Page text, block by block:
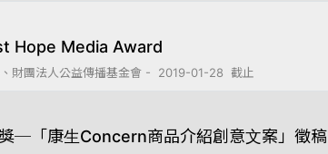
Hope Media Award
財團法人公益傳播基金會 - 2019-01-28 截止
─「康生Concern商品介紹創意文案」徵稿